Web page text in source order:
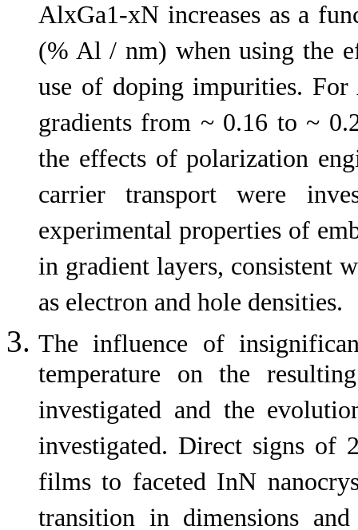
AlxGa1-xN increases as a
(% Al / nm) when using the
use of doping impurities.
gradients from ~ 0.16 to ~
the effects of polarization
carrier transport were
experimental properties of
in gradient layers, consistent
as electron and hole densities.
The influence of
temperature on the
investigated and the
investigated. Direct signs of
films to faceted InN
transition in dimensions